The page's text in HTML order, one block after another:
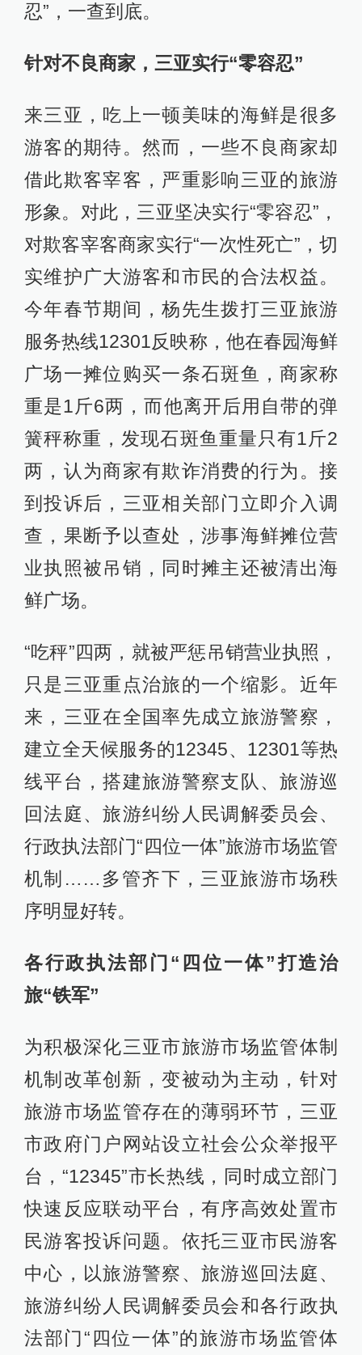
忍”，一查到底。
针对不良商家，三亚实行“零容忍”
来三亚，吃上一顿美味的海鲜是很多
游客的期待。然而，一些不良商家却
借此欺客宰客，严重影响三亚的旅游
形象。对此，三亚坚决实行“零容忍”，
对欺客宰客商家实行“一次性死亡”，切
实维护广大游客和市民的合法权益。
今年春节期间，杨先生拨打三亚旅游
服务热线12301反映称，他在春园海鲜
广场一摊位购买一条石斑鱼，商家称
重是1斤6两，而他离开后用自带的弹
簧秤称重，发现石斑鱼重量只有1斤2
两，认为商家有欺诈消费的行为。接
到投诉后，三亚相关部门立即介入调
查，果断予以查处，涉事海鲜摊位营
业执照被吊销，同时摊主还被清出海
鲜广场。
“吃秤”四两，就被严惩吊销营业执照，
只是三亚重点治旅的一个缩影。近年
来，三亚在全国率先成立旅游警察，
建立全天候服务的12345、12301等热
线平台，搭建旅游警察支队、旅游巡
回法庭、旅游纠纷人民调解委员会、
行政执法部门“四位一体”旅游市场监管
机制……多管齐下，三亚旅游市场秩
序明显好转。
各行政执法部门“四位一体”打造治
旅“铁军”
为积极深化三亚市旅游市场监管体制
机制改革创新，变被动为主动，针对
旅游市场监管存在的薄弱环节，三亚
市政府门户网站设立社会公众举报平
台，“12345”市长热线，同时成立部门
快速反应联动平台，有序高效处置市
民游客投诉问题。依托三亚市民游客
中心，以旅游警察、旅游巡回法庭、
旅游纠纷人民调解委员会和各行政执
法部门“四位一体”的旅游市场监管体